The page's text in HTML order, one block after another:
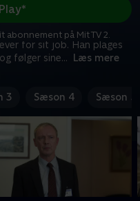
for sit job. Han plages
følger sine... Læs mere
på Mit TV 2.
3 Sæson 4 Sæson 5